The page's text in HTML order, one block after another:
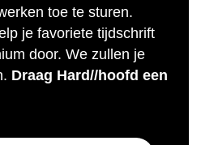
toe te sturen.
je favoriete tijdschrift
door. We zullen je
Draag Hard//hoofd een